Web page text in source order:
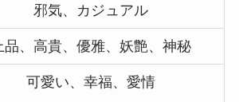
邪気、カジュアル
品、高貴、優雅、妖艶、神秘
可愛い、幸福、愛情